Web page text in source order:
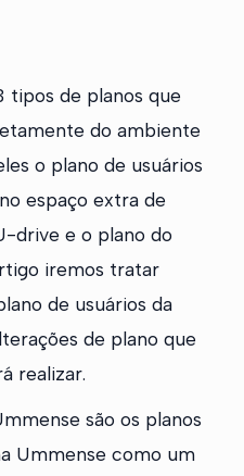
tipos de planos que
do ambiente
o plano de usuários
espaço extra de
drive e o plano do
iremos tratar
de usuários da
de plano que
realizar.
são os planos
Ummense como um